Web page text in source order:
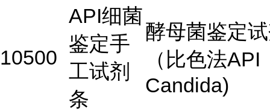
10500
API细菌
鉴定手
工试剂
条
酵母菌鉴定
（比色法API
Candida)